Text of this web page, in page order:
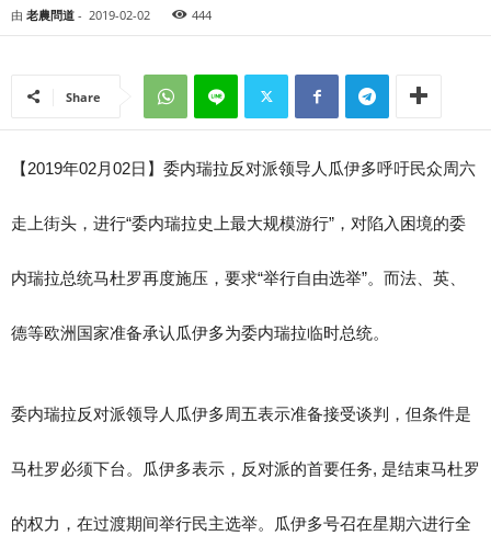
由 老農問道 - 2019-02-02 444
Share
【2019年02月02日】委内瑞拉反对派领导人瓜伊多呼吁民众周六
走上街头，进行“委内瑞拉史上最大规模游行”，对陷入困境的委
内瑞拉总统马杜罗再度施压，要求“举行自由选举”。而法、英、
德等欧洲国家准备承认瓜伊多为委内瑞拉临时总统。
委内瑞拉反对派领导人瓜伊多周五表示准备接受谈判，但条件是
马杜罗必须下台。瓜伊多表示，反对派的首要任务, 是结束马杜罗
的权力，在过渡期间举行民主选举。瓜伊多号召在星期六进行全